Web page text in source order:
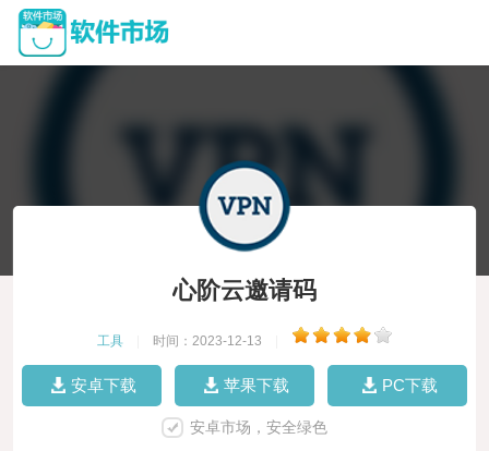
心阶云邀请码
工具 时间：2023-12-13
安卓下载 苹果下载 PC下载
安卓市场，安全绿色